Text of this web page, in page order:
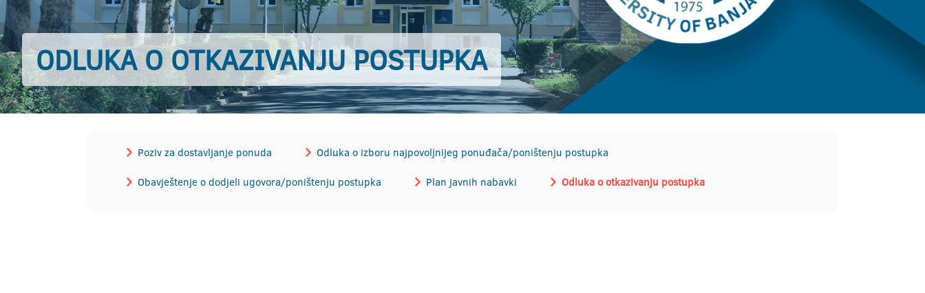
ODLUKA O OTKAZIVANJU POSTUPKA
Poziv za dostavljanje ponuda Odluka o izboru najpovoljnijeg ponuđača/poništenju postupka
Obavještenje o dodjeli ugovora/poništenju postupka Plan javnih nabavki Odluka o otkazivanju postupka